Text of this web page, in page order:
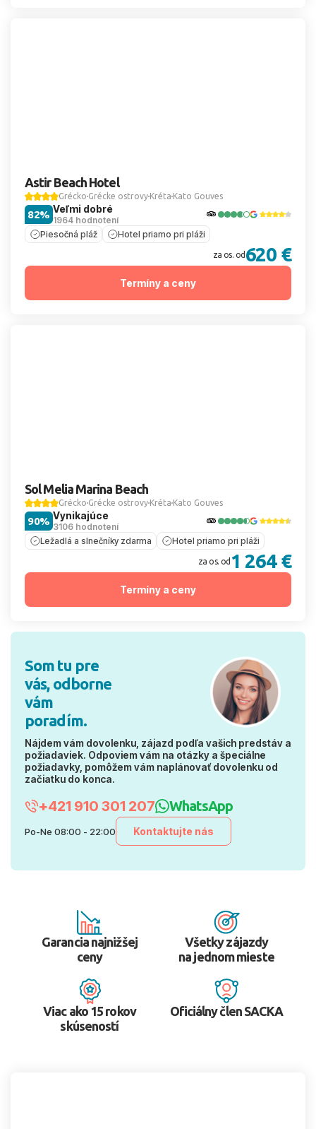
Astir Beach Hotel
Grécko Grécke ostrovy Kréta Kato Gouves
Veľmi dobré
1964 hodnotení
82%
Piesočná pláž Hotel priamo pri pláži
za os. od 620 €
Termíny a ceny
Sol Melia Marina Beach
Grécko Grécke ostrovy Kréta Kato Gouves
Vynikajúce
3106 hodnotení
90%
Ležadlá a slnečníky zdarma Hotel priamo pri pláži
za os. od 1 264 €
Termíny a ceny
Som tu pre
vás, odborne
vám
poradím.
Nájdem vám dovolenku, zájazd podľa vašich predstáv a
požiadaviek. Odpoviem vám na otázky a špeciálne
požiadavky, pomôžem vám naplánovať dovolenku od
začiatku do konca.
+421 910 301 207 WhatsApp
Po-Ne 08:00 - 22:00 Kontaktujte nás
Garancia najnižšej
ceny
Všetky zájazdy
na jednom mieste
Viac ako 15 rokov
skúseností
Oficiálny člen SACKA